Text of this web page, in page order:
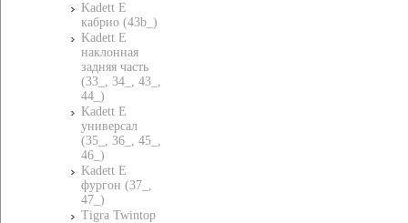
Kadett E
кабрио (43b_)
Kadett E
наклонная
задняя часть
(33_, 34_, 43_,
44_)
Kadett E
универсал
(35_, 36_, 45_,
46_)
Kadett E
фургон (37_,
47_)
Tigra Twintop